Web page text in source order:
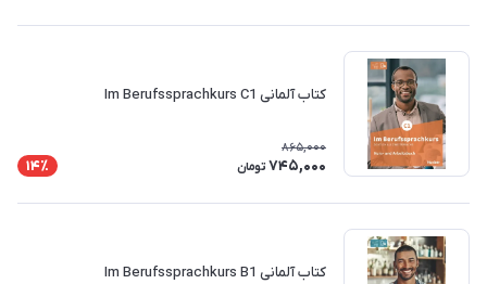
کتاب آلمانی Im Berufssprachkurs C1
865,000
745,000 تومان 14٪
کتاب آلمانی Im Berufssprachkurs B1